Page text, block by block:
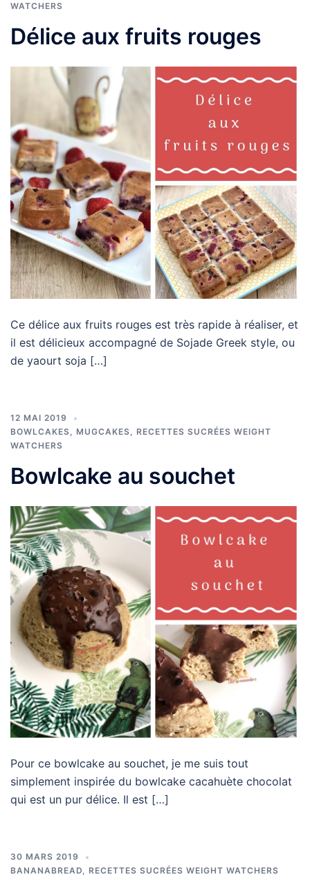
WATCHERS
Délice aux fruits rouges
Ce délice aux fruits rouges est très rapide à réaliser, et
il est délicieux accompagné de Sojade Greek style, ou
de yaourt soja […]
12 MAI 2019
BOWLCAKES, MUGCAKES
RECETTES SUCRÉES WEIGHT
WATCHERS
Bowlcake au souchet
Pour ce bowlcake au souchet, je me suis tout
simplement inspirée du bowlcake cacahuète chocolat
qui est un pur délice. Il est […]
30 MARS 2019
BANANABREAD, RECETTES SUCRÉES WEIGHT WATCHERS